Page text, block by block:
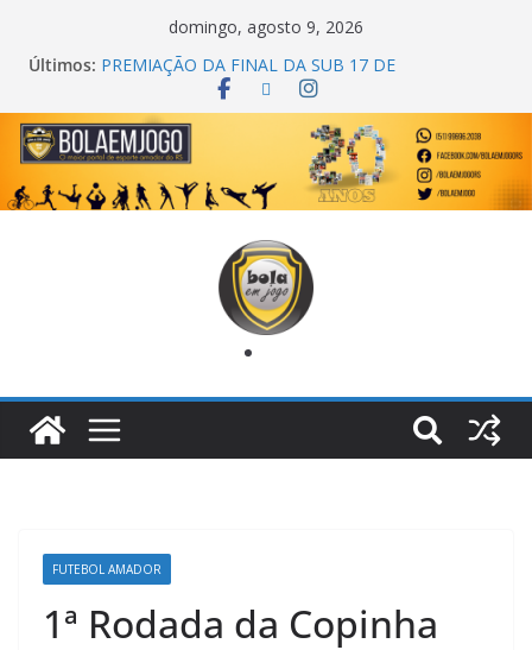
domingo, agosto 9, 2026
Últimos: PREMIAÇÃO DA FINAL DA SUB 17 DE
CACHOEIRINHA
AGEC CAMPEÃ DA 1ª COPA DA AMIZADE
CROSS FUT SM CAMPEÃ DO TORNEIO TURBO
AUTO CENTER
ONZE UNIDOS É BICAMPEÃO DA SUPER LIGA
METROPOLITANA
FUTEBOL AMADOR
1ª Rodada da Copinha